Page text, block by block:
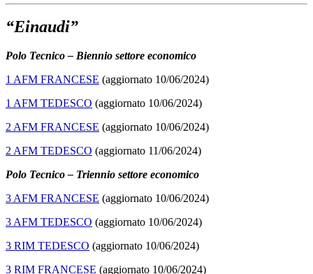
“Einaudi”
Polo Tecnico – Biennio settore economico
1 AFM FRANCESE (aggiornato 10/06/2024)
1 AFM TEDESCO (aggiornato 10/06/2024)
2 AFM FRANCESE (aggiornato 10/06/2024)
2 AFM TEDESCO (aggiornato 11/06/2024)
Polo Tecnico – Triennio settore economico
3 AFM FRANCESE (aggiornato 10/06/2024)
3 AFM TEDESCO (aggiornato 10/06/2024)
3 RIM TEDESCO (aggiornato 10/06/2024)
3 RIM FRANCESE (aggiornato 10/06/2024)